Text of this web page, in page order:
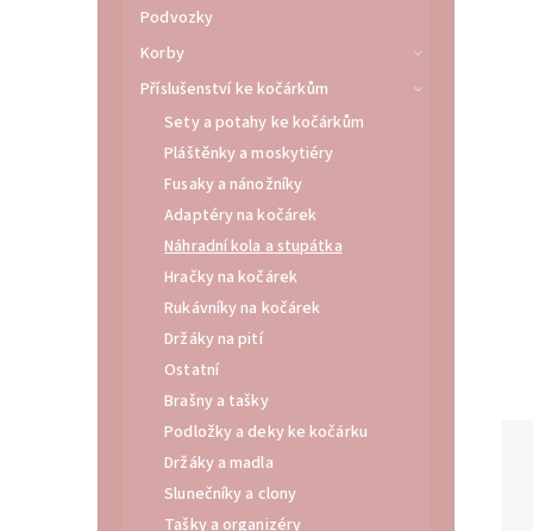
Podvozky
Korby
Příslušenství ke kočárkům
Sety a potahy ke kočárkům
Pláštěnky a moskytiéry
Fusaky a nánožníky
Adaptéry na kočárek
Náhradní kola a stupátka
Hračky na kočárek
Rukávníky na kočárek
Držáky na pití
Ostatní
Brašny a tašky
Podložky a deky ke kočárku
Držáky a madla
Slunečníky a clony
Tašky a organizéry